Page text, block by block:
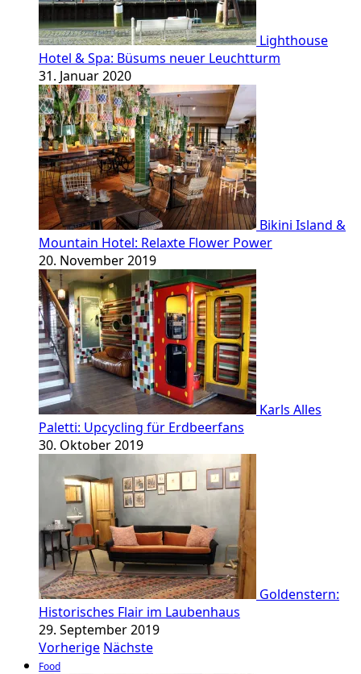
Lighthouse
Hotel & Spa: Büsums neuer Leuchtturm
31. Januar 2020
Bikini Island &
Mountain Hotel: Relaxte Flower Power
20. November 2019
Karls Alles
Paletti: Upcycling für Erdbeerfans
30. Oktober 2019
Goldenstern:
Historisches Flair im Laubenhaus
29. September 2019
Vorherige Nächste
Food